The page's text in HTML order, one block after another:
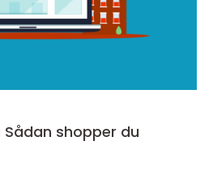
shopper du